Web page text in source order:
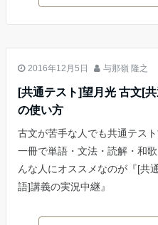
2016年12月5日
与那嶺 隆之
[共通テスト]望月光 古文[
の使い方
古文が苦手な人でも共通テス
一冊で単語・文法・読解・和
んな人にオススメなのが『[共
語]講義の実況中継』